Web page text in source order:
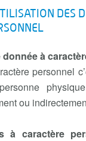
DES
donnée à
personnel
ou
à caractère